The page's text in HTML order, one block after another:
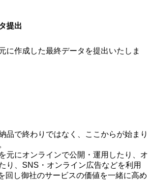
提出
に作成した最終データを提出いたしま
品で終わりではなく、ここからが始まり
元にオンラインで公開・運用したり、オ
り、SNS・オンライン広告などを利用
回し御社のサービスの価値を一緒に高め